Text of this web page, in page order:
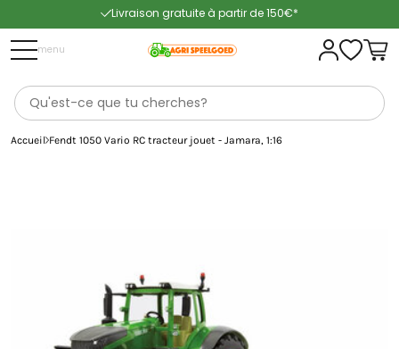
Livraison gratuite à partir de 150€*
Livraison rapide
menu
Accueil Fendt 1050 Vario RC tracteur jouet - Jamara, 1:16